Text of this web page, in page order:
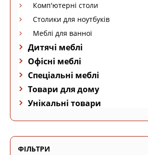
Комп'ютерні столи
Столики для ноутбуків
Меблі для ванної
Дитячі меблі
Офісні меблі
Спеціальні меблі
Товари для дому
Унікальні товари
ФІЛЬТРИ